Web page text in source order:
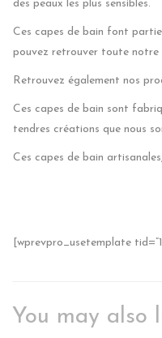
des peaux les plus sensibles.
Ces capes de bain font
pouvez retrouver toute notre
Retrouvez également nos
Ces capes de bain sont
tendres créations que nous
Ces capes de bain
[wprevpro_usetemplate
You may also